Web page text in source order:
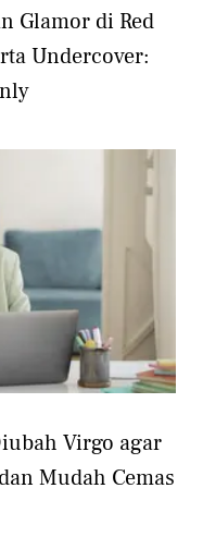
Glamor di Red
Undercover:
Virgo agar
Mudah Cemas